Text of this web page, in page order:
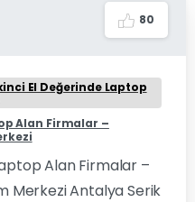
80
El Değerinde Laptop
Alan Firmalar –
Alan Firmalar –
Merkezi Antalya Serik